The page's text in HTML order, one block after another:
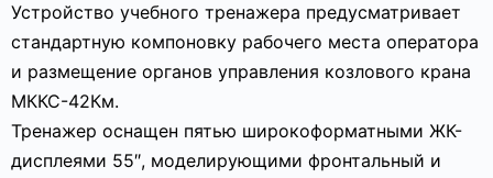
Устройство учебного тренажера предусматривает
стандартную компоновку рабочего места оператора
и размещение органов управления козлового крана
МККС-42Км.
Тренажер оснащен пятью широкоформатными ЖК-
дисплеями 55″, моделирующими фронтальный и